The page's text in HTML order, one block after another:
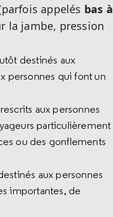
appelés bas à
la jambe, pression
destinés aux
personnes qui font un
aux personnes
particulièrement
ou des gonflements
aux personnes
importantes, de